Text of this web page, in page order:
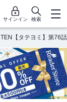
サインイン 検索
TEN【タテヨミ】第76話